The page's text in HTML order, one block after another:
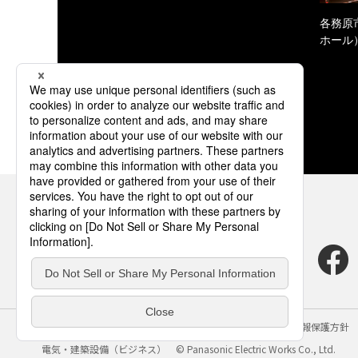
各務原
ホール
サイトのご利用にあたって クッキーポリシー
個人情報保護方針
電気・建築設備（ビジネス）
© Panasonic Electric Works Co., Ltd.